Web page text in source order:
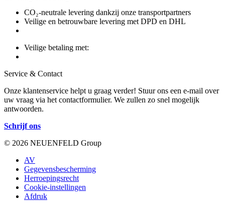
CO₂-neutrale levering dankzij onze transportpartners
Veilige en betrouwbare levering met DPD en DHL
Veilige betaling met:
Service & Contact
Onze klantenservice helpt u graag verder! Stuur ons een e-mail over
uw vraag via het contactformulier. We zullen zo snel mogelijk
antwoorden.
Schrijf ons
© 2026 NEUENFELD Group
AV
Gegevensbescherming
Herroepingsrecht
Cookie-instellingen
Afdruk